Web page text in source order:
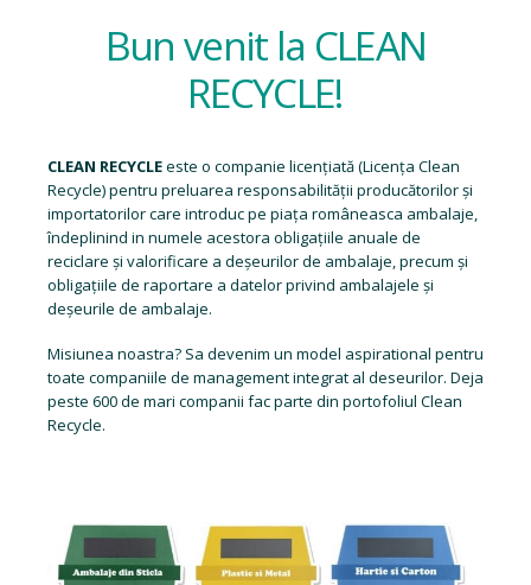
Bun venit la CLEAN
RECYCLE!
CLEAN RECYCLEeste o companie licențiată (Licența Clean
Recycle) pentru preluarea responsabilității producătorilor și
importatorilor care introduc pe piața româneasca ambalaje,
îndeplinind in numele acestora obligațiile anuale de
reciclare și valorificare a deșeurilor de ambalaje, precum și
obligațiile de raportare a datelor privind ambalajele și
deșeurile de ambalaje.
Misiunea noastra? Sa devenim un model aspirational pentru
toate companiile de management integrat al deseurilor. Deja
peste 600 de mari companii fac parte din portofoliul Clean
Recycle.